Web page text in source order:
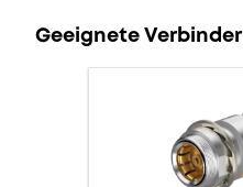
Geeignete Verbinder